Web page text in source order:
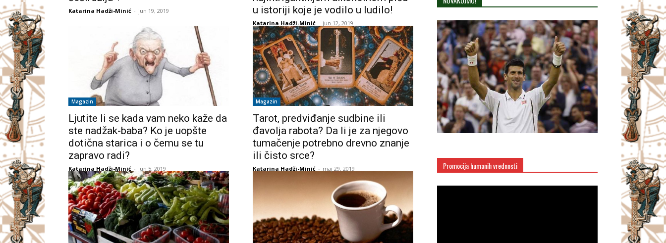
Katarina Hadži-Minić - jun 19, 2019
u istoriji koje je vodilo u ludilo!
Katarina Hadži-Minić - jun 12, 2019
Magazin
Ljutite li se kada vam neko kaže da
ste nadžak-baba? Ko je uopšte
dotična starica i o čemu se tu
zapravo radi?
Katarina Hadži-Minić - jun 5, 2019
Magazin
Tarot, predviđanje sudbine ili
đavolja rabota? Da li je za njegovo
tumačenje potrebno drevno znanje
ili čisto srce?
Katarina Hadži-Minić - maj 29, 2019 Promocija humanih vrednosti